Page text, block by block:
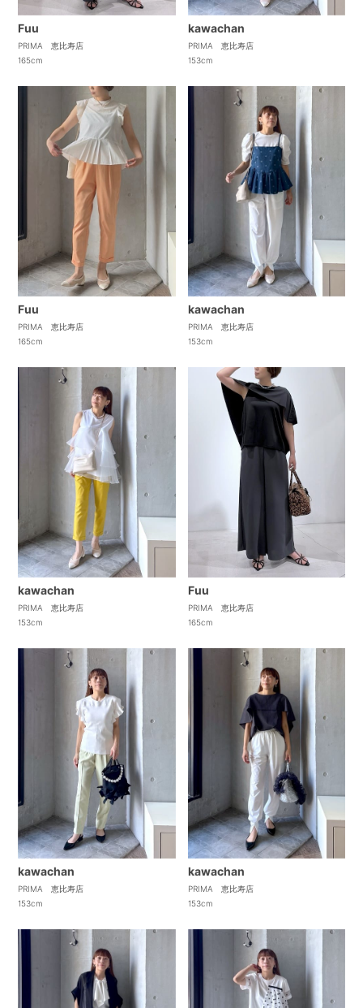
Fuu
PRIMA 恵比寿店
165cm
kawachan
PRIMA 恵比寿店
153cm
Fuu
PRIMA 恵比寿店
165cm
kawachan
PRIMA 恵比寿店
153cm
kawachan
PRIMA 恵比寿店
153cm
Fuu
PRIMA 恵比寿店
165cm
kawachan
PRIMA 恵比寿店
153cm
kawachan
PRIMA 恵比寿店
153cm